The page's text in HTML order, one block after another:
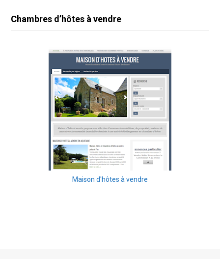
Chambres d’hôtes à vendre
Maison d'hôtes à vendre